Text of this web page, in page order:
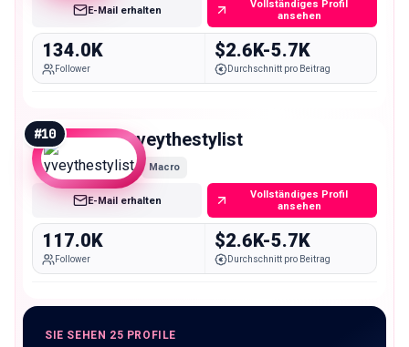
E-Mail erhalten
Vollständiges Profil
ansehen
134.0K
Follower
$2.6K-5.7K
Durchschnitt pro Beitrag
#10 yveythestylist
Macro
E-Mail erhalten
Vollständiges Profil
ansehen
117.0K
Follower
$2.6K-5.7K
Durchschnitt pro Beitrag
SIE SEHEN 25 PROFILE